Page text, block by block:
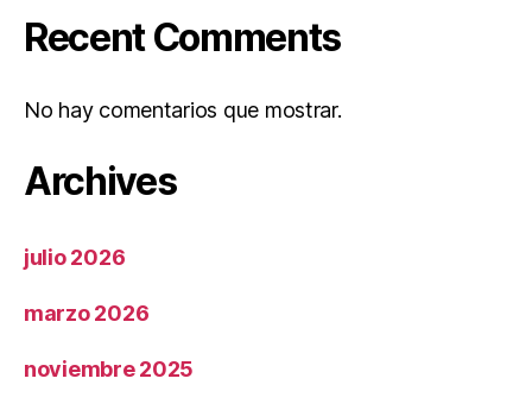
Recent Comments
No hay comentarios que mostrar.
Archives
julio 2026
marzo 2026
noviembre 2025